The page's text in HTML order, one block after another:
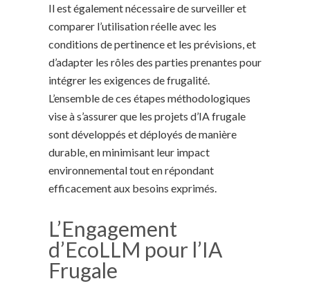
Il est également nécessaire de surveiller et
comparer l’utilisation réelle avec les
conditions de pertinence et les prévisions, et
d’adapter les rôles des parties prenantes pour
intégrer les exigences de frugalité.
L’ensemble de ces étapes méthodologiques
vise à s’assurer que les projets d’IA frugale
sont développés et déployés de manière
durable, en minimisant leur impact
environnemental tout en répondant
efficacement aux besoins exprimés.
L’Engagement
d’EcoLLM pour l’IA
Frugale